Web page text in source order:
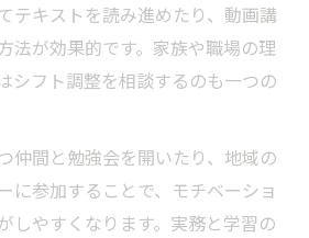
テキストを読み進めたり、動画講
法が効果的です。家族や職場の理
シフト調整を相談するのも一つの
仲間と勉強会を開いたり、地域の
に参加することで、モチベーショ
しやすくなります。実務と学習の